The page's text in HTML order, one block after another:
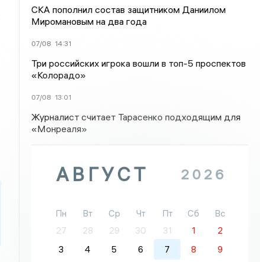
СКА пополнил состав защитником Даниилом
Миромановым на два года
07/08 14:31
Три российских игрока вошли в топ-5 проспектов
«Колорадо»
07/08 13:01
Журналист считает Тарасенко подходящим для
«Монреаля»
АВГУСТ 2026
Пн Вт Ср Чт Пт Сб
Вс
27
28 29 30 31 1
2
3
4 5 6 7 8
9